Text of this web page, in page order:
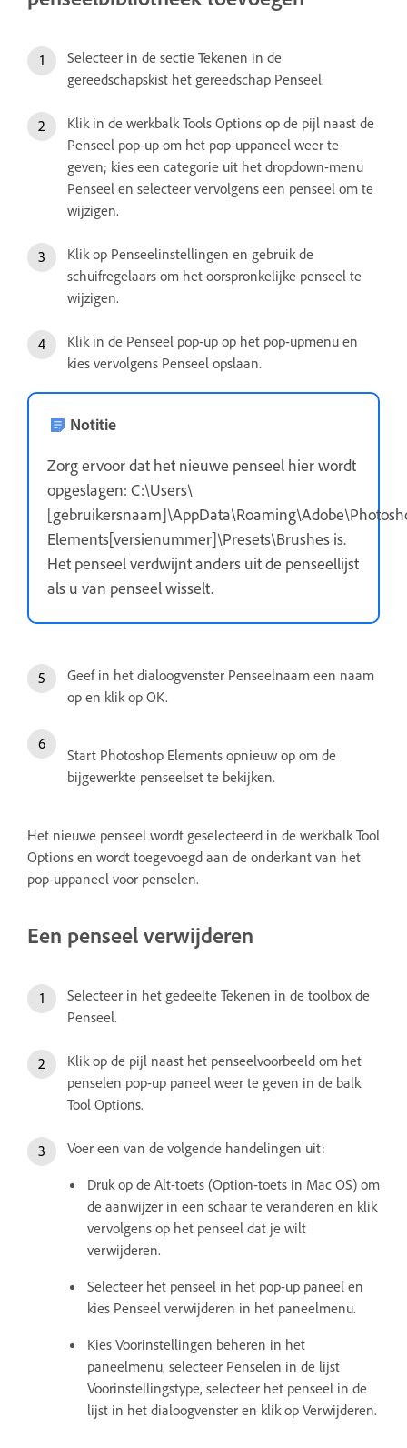
Selecteer in de sectie Tekenen in de
gereedschapskist het gereedschap Penseel.
Klik in de werkbalk Tools Options op de pijl naast de
Penseel pop-up om het pop-uppaneel weer te
geven; kies een categorie uit het dropdown-menu
Penseel en selecteer vervolgens een penseel om te
wijzigen.
Klik op Penseelinstellingen en gebruik de
schuifregelaars om het oorspronkelijke penseel te
wijzigen.
Klik in de Penseel pop-up op het pop-upmenu en
kies vervolgens Penseel opslaan.
Notitie
Zorg ervoor dat het nieuwe penseel hier wordt
opgeslagen: C:\Users\
Elements[versienummer]\Presets\Brushes is.
Het penseel verdwijnt anders uit de penseellijst
als u van penseel wisselt.
Geef in het dialoogvenster Penseelnaam een naam
op en klik op OK.
Start Photoshop Elements opnieuw op om de
bijgewerkte penseelset te bekijken.
Het nieuwe penseel wordt geselecteerd in de werkbalk Tool
Options en wordt toegevoegd aan de onderkant van het
pop-uppaneel voor penselen.
Een penseel verwijderen
Selecteer in het gedeelte Tekenen in de toolbox de
Penseel.
Klik op de pijl naast het penseelvoorbeeld om het
penselen pop-up paneel weer te geven in de balk
Tool Options.
Voer een van de volgende handelingen uit:
Druk op de Alt-toets (Option-toets in Mac OS) om
de aanwijzer in een schaar te veranderen en klik
vervolgens op het penseel dat je wilt
verwijderen.
Selecteer het penseel in het pop-up paneel en
kies Penseel verwijderen in het paneelmenu.
Kies Voorinstellingen beheren in het
paneelmenu, selecteer Penselen in de lijst
Voorinstellingstype, selecteer het penseel in de
lijst in het dialoogvenster en klik op Verwijderen.